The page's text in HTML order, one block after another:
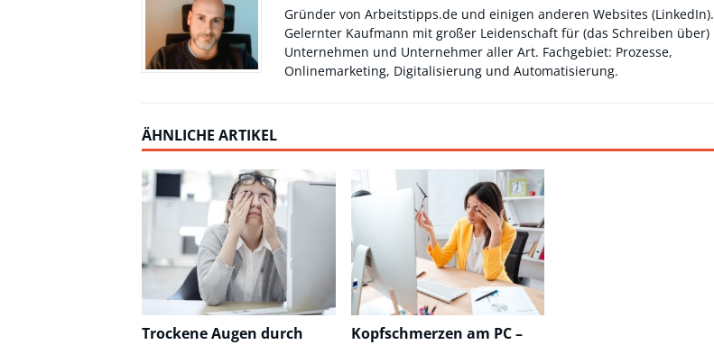
Gründer von Arbeitstipps.de und einigen anderen Websites (LinkedIn).
Gelernter Kaufmann mit großer Leidenschaft für (das Schreiben über)
Unternehmen und Unternehmer aller Art. Fachgebiet: Prozesse,
Onlinemarketing, Digitalisierung und Automatisierung.
ÄHNLICHE ARTIKEL
Trockene Augen durch
Kopfschmerzen am PC –